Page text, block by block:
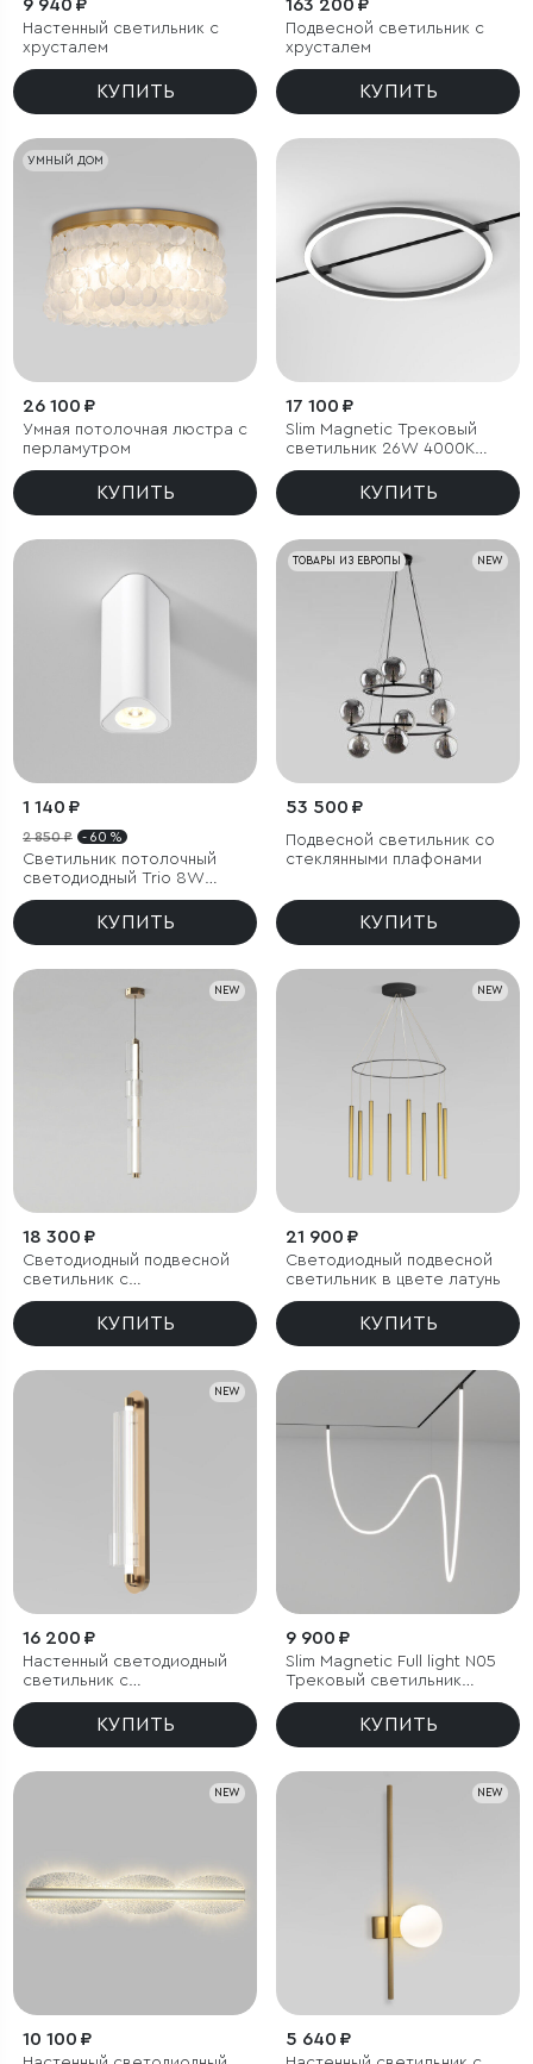
9 940 ₽
Настенный светильник с
хрусталем
КУПИТЬ
163 200 ₽
Подвесной светильник с
хрусталем
КУПИТЬ
УМНЫЙ ДОМ
26 100 ₽
Умная потолочная люстра с
перламутром
КУПИТЬ
17 100 ₽
Slim Magnetic Трековый
светильник 26W 4000K
Most чёрный
КУПИТЬ
1 140 ₽
2 850 ₽ - 60 %
Светильник потолочный
светодиодный Trio 8W
3000K белый
КУПИТЬ
NEW
ТОВАРЫ ИЗ ЕВРОПЫ
53 500 ₽
Подвесной светильник со
стеклянными плафонами
КУПИТЬ
NEW
18 300 ₽
Светодиодный подвесной
светильник с
регулировкой цветовой
температурыКУПИТЬ
NEW
21 900 ₽
Светодиодный подвесной
светильник в цвете латунь
КУПИТЬ
NEW
16 200 ₽
Настенный светодиодный
светильник с
регулировкой цветовой
температурыКУПИТЬ
9 900 ₽
Slim Magnetic Full light N05
Трековый светильник
100W 4200K 85028/01
КУПИТЬ
NEW
10 100 ₽
NEW
5 640 ₽